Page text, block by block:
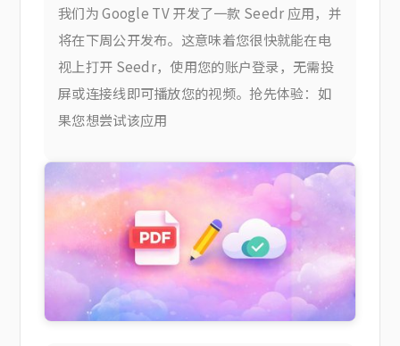
我们为 Google TV 开发了一款 Seedr 应用，并
将在下周公开发布。这意味着您很快就能在电
视上打开 Seedr，使用您的账户登录，无需投
屏或连接线即可播放您的视频。抢先体验：如
果您想尝试该应用